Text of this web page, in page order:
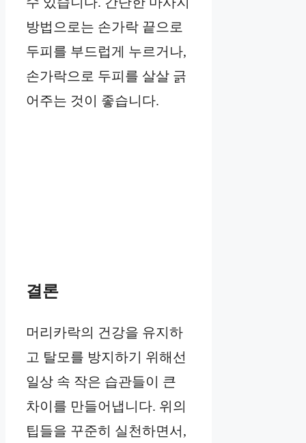
방법으로는 손가락 끝으로
두피를 부드럽게 누르거나,
손가락으로 두피를 살살 긁
어주는 것이 좋습니다.
결론
머리카락의 건강을 유지하
고 탈모를 방지하기 위해선
일상 속 작은 습관들이 큰
차이를 만들어냅니다. 위의
팁들을 꾸준히 실천하면서,